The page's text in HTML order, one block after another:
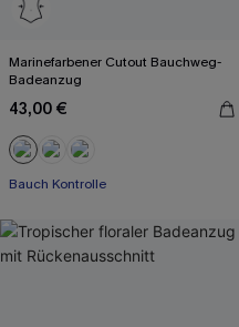
Marinefarbener Cutout Bauchweg-
Badeanzug
43,00 €
Bauch Kontrolle